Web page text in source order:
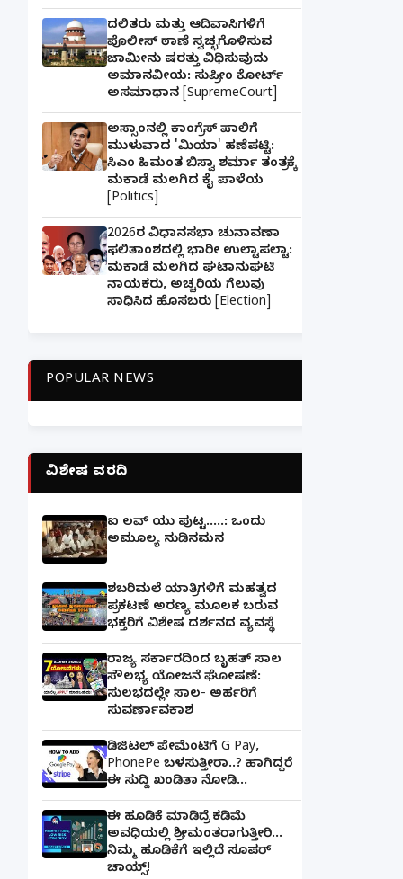
ದಲಿತರು ಮತ್ತು ಆದಿವಾಸಿಗಳಿಗೆ
ಪೊಲೀಸ್ ಠಾಣೆ ಸ್ವಚ್ಛಗೊಳಿಸುವ
ಜಾಮೀನು ಷರತ್ತು ವಿಧಿಸುವುದು
ಅಮಾನವೀಯ: ಸುಪ್ರೀಂ ಕೋರ್ಟ್
ಅಸಮಾಧಾನ [SupremeCourt]
ಅಸ್ಸಾಂನಲ್ಲಿ ಕಾಂಗ್ರೆಸ್ ಪಾಲಿಗೆ
ಮುಳುವಾದ 'ಮಿಯಾ' ಹಣೆಪಟ್ಟಿ:
ಸಿಎಂ ಹಿಮಂತ ಬಿಸ್ವಾ ಶರ್ಮಾ ತಂತ್ರಕ್ಕೆ
ಮಕಾಡೆ ಮಲಗಿದ ಕೈ ಪಾಳೆಯ
[Politics]
2026ರ ವಿಧಾನಸಭಾ ಚುನಾವಣಾ
ಫಲಿತಾಂಶದಲ್ಲಿ ಭಾರೀ ಉಲ್ಟಾಪಲ್ಟಾ:
ಮಕಾಡೆ ಮಲಗಿದ ಘಟಾನುಘಟಿ
ನಾಯಕರು, ಅಚ್ಚರಿಯ ಗೆಲುವು
ಸಾಧಿಸಿದ ಹೊಸಬರು [Election]
POPULAR NEWS
ವಿಶೇಷ ವರದಿ
ಐ ಲವ್ ಯು ಪುಟ್ಟ.....: ಒಂದು
ಅಮೂಲ್ಯ ನುಡಿನಮನ
ಶಬರಿಮಲೆ ಯಾತ್ರಿಗಳಿಗೆ ಮಹತ್ವದ
ಪ್ರಕಟಣೆ ಅರಣ್ಯ ಮೂಲಕ ಬರುವ
ಭಕ್ತರಿಗೆ ವಿಶೇಷ ದರ್ಶನದ ವ್ಯವಸ್ಥೆ
ರಾಜ್ಯ ಸರ್ಕಾರದಿಂದ ಬೃಹತ್ ಸಾಲ
ಸೌಲಭ್ಯ ಯೋಜನೆ ಘೋಷಣೆ:
ಸುಲಭದಲ್ಲೇ ಸಾಲ- ಅರ್ಹರಿಗೆ
ಸುವರ್ಣಾವಕಾಶ
ಡಿಜಿಟಲ್ ಪೇಮೆಂಟಿಗೆ G Pay,
PhonePe ಬಳಸುತ್ತೀರಾ..? ಹಾಗಿದ್ದರೆ
ಈ ಸುದ್ದಿ ಖಂಡಿತಾ ನೋಡಿ...
ಈ ಹೂಡಿಕೆ ಮಾಡಿದ್ರೆ ಕಡಿಮೆ
ಅವಧಿಯಲ್ಲಿ ಶ್ರೀಮಂತರಾಗುತ್ತೀರಿ...
ನಿಮ್ಮ ಹೂಡಿಕೆಗೆ ಇಲ್ಲಿದೆ ಸೂಪರ್
ಚಾಯ್ಸ್‌!